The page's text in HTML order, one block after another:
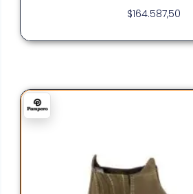
$164.587,50